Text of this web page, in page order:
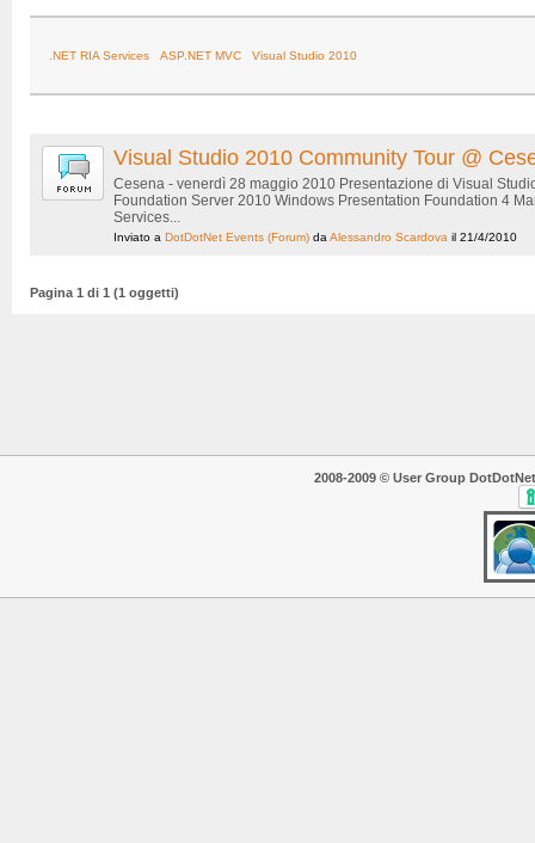
.NET RIA Services ASP.NET MVC Visual Studio 2010
Visual Studio 2010 Community Tour @
Cesena - venerdì 28 maggio 2010 Presentazione di Visual
Foundation Server 2010 Windows Presentation Foundation 4
Services...
Inviato a DotDotNet Events (Forum) daAlessandro Scardova il 21/4/2010
Pagina 1 di 1 (1 oggetti)
2008-2009 © User Group